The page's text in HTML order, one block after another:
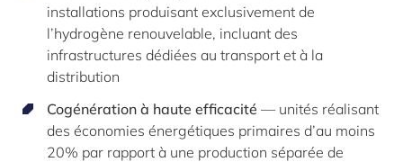
installations produisant exclusivement de
l’hydrogène renouvelable, incluant des
infrastructures dédiées au transport et à la
distribution
Cogénération à haute efficacité — unités réalisant
des économies énergétiques primaires d’au moins
20% par rapport à une production séparée de